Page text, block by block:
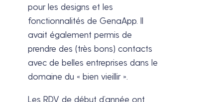
pour les designs et les
fonctionnalités de GenaApp. Il
avait également permis de
prendre des (très bons) contacts
avec de belles entreprises dans le
domaine du « bien vieillir ».
Les RDV de début d’année ont